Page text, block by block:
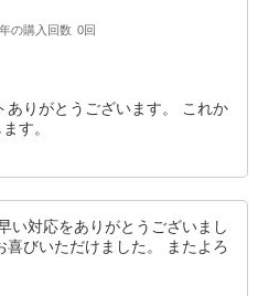
の購入回数 0回
ありがとうございます。 これか
す。
い対応をありがとうございまし
びいただけました。 またよろ